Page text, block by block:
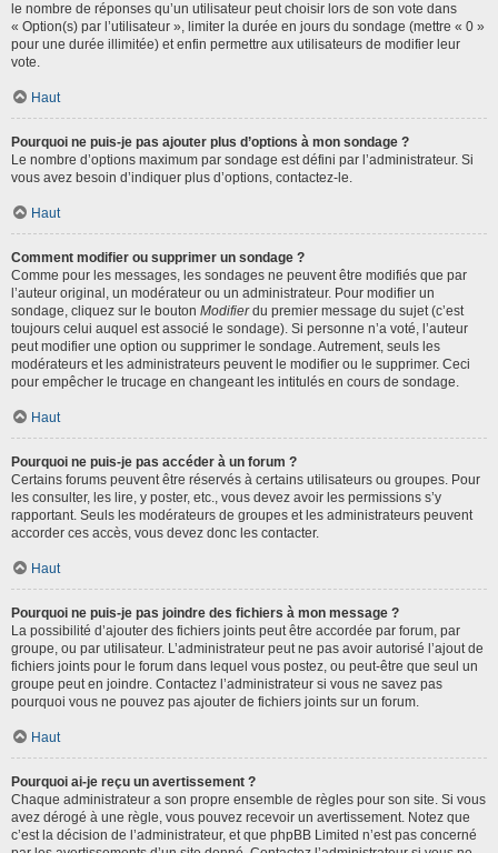
le nombre de réponses qu’un utilisateur peut choisir lors de son vote dans
« Option(s) par l’utilisateur », limiter la durée en jours du sondage (mettre « 0 »
pour une durée illimitée) et enfin permettre aux utilisateurs de modifier leur
vote.
Haut
Pourquoi ne puis-je pas ajouter plus d’options à mon sondage ?
Le nombre d’options maximum par sondage est défini par l’administrateur. Si
vous avez besoin d’indiquer plus d’options, contactez-le.
Haut
Comment modifier ou supprimer un sondage ?
Comme pour les messages, les sondages ne peuvent être modifiés que par
l’auteur original, un modérateur ou un administrateur. Pour modifier un
sondage, cliquez sur le bouton Modifierdu premier message du sujet (c’est
toujours celui auquel est associé le sondage). Si personne n’a voté, l’auteur
peut modifier une option ou supprimer le sondage. Autrement, seuls les
modérateurs et les administrateurs peuvent le modifier ou le supprimer. Ceci
pour empêcher le trucage en changeant les intitulés en cours de sondage.
Haut
Pourquoi ne puis-je pas accéder à un forum ?
Certains forums peuvent être réservés à certains utilisateurs ou groupes. Pour
les consulter, les lire, y poster, etc., vous devez avoir les permissions s’y
rapportant. Seuls les modérateurs de groupes et les administrateurs peuvent
accorder ces accès, vous devez donc les contacter.
Haut
Pourquoi ne puis-je pas joindre des fichiers à mon message ?
La possibilité d’ajouter des fichiers joints peut être accordée par forum, par
groupe, ou par utilisateur. L’administrateur peut ne pas avoir autorisé l’ajout de
fichiers joints pour le forum dans lequel vous postez, ou peut-être que seul un
groupe peut en joindre. Contactez l’administrateur si vous ne savez pas
pourquoi vous ne pouvez pas ajouter de fichiers joints sur un forum.
Haut
Pourquoi ai-je reçu un avertissement ?
Chaque administrateur a son propre ensemble de règles pour son site. Si vous
avez dérogé à une règle, vous pouvez recevoir un avertissement. Notez que
c’est la décision de l’administrateur, et que phpBB Limited n’est pas concerné